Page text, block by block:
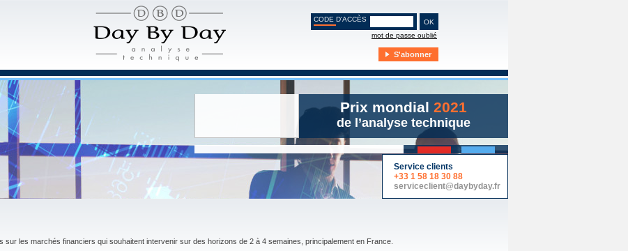
CODE D'ACCÈS
mot de passe oublié
S'abonner
Prix mondial 2021
de l’analyse technique
Suivre Day By DayLive
Service clients
+33 1 58 18 30 88
serviceclient@daybyday.fr
les marchés financiers qui souhaitent intervenir sur des horizons de 2 à 4 semaines, principalement en France.